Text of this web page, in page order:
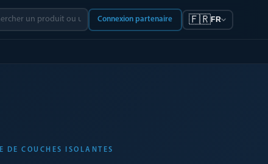
Connexion partenaire 🇫🇷FR
DE COUCHES ISOLANTES